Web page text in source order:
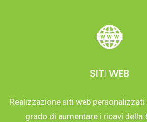
SITI WEB
Realizzazione siti web personalizzati
grado di aumentare i ricavi della